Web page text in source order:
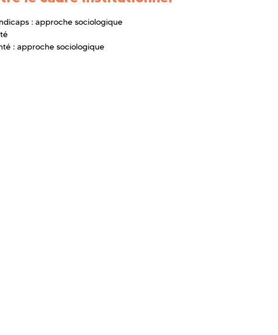
: approche sociologique
: approche sociologique